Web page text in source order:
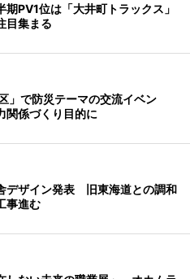
期PV1位は「大井町トラックス」
目集まる
」で防災テーマの交流イベン
係づくり目的に
デザイン発表 旧東海道との調和
事進む